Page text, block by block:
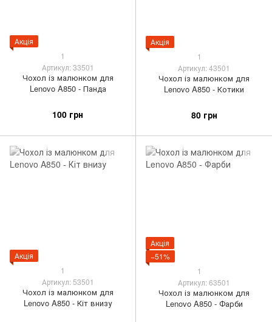
Акція
1
Артикул: 33501
Чохол із малюнком для
Lenovo A850 - Панда
100 грн
Акція
1
Артикул: 43501
Чохол із малюнком для
Lenovo A850 - Котики
80 грн
Акція
1
Артикул: 53501
Чохол із малюнком для
Lenovo A850 - Кіт внизу
Акція
−51%
1
Артикул: 63501
Чохол із малюнком для
Lenovo A850 - Фарби